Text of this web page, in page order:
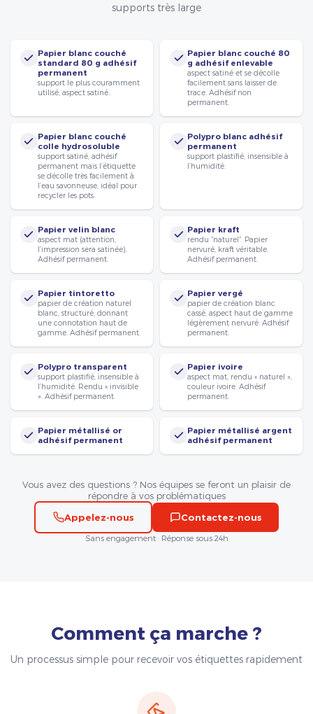
supports très large
Papier blanc couché
standard 80 g adhésif
permanent
support le plus couramment
utilisé, aspect satiné.
Papier blanc couché 80
g adhésif enlevable
aspect satiné et se décolle
facilement sans laisser de
trace. Adhésif non
permanent.
Papier blanc couché
colle hydrosoluble
support satiné, adhésif
permanent mais l’étiquette
se décolle très facilement à
l’eau savonneuse, idéal pour
recycler les pots.
Polypro blanc adhésif
permanent
support plastifié, insensible à
l’humidité.
Papier velin blanc
aspect mat (attention,
l’impression sera satinée).
Adhésif permanent.
Papier kraft
rendu “naturel”. Papier
nervuré, kraft véritable.
Adhésif permanent.
Papier tintoretto
papier de création naturel
blanc, structuré, donnant
une connotation haut de
gamme. Adhésif permanent.
Papier vergé
papier de création blanc
cassé, aspect haut de gamme
légèrement nervuré. Adhésif
permanent.
Polypro transparent
support plastifié, insensible à
l’humidité. Rendu « invisible
». Adhésif permanent.
Papier ivoire
aspect mat, rendu « naturel »,
couleur ivoire. Adhésif
permanent.
Papier métallisé or
adhésif permanent
Papier métallisé argent
adhésif permanent
Vous avez des questions ? Nos équipes se feront un plaisir de
répondre à vos problématiques
Appelez-nous
Contactez-nous
Sans engagement · Réponse sous 24h
Comment ça marche ?
Un processus simple pour recevoir vos étiquettes rapidement